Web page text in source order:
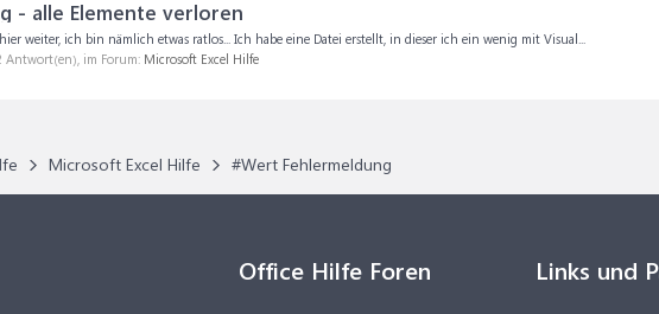
- alle Elemente verloren
weiter, ich bin nämlich etwas ratlos... Ich habe eine Datei erstellt, in dieser ich ein wenig mit Visual...
Antwort(en), im Forum: Microsoft Excel Hilfe
Microsoft Excel Hilfe #Wert Fehlermeldung
Office Hilfe Foren Links und